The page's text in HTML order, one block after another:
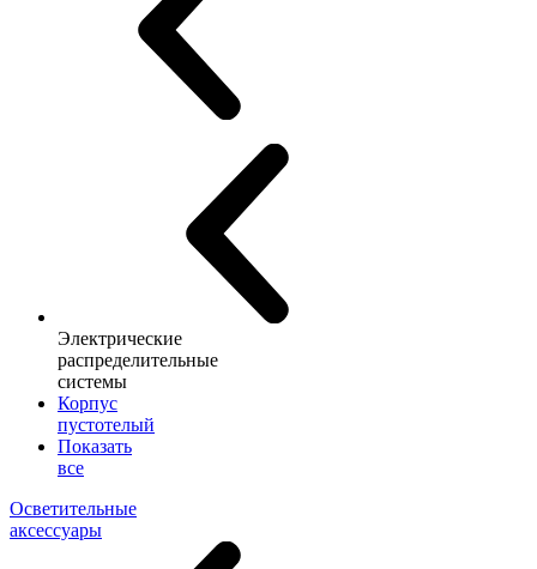
Электрические
распределительные
системы
Корпус
пустотелый
Показать
все
Осветительные
аксессуары